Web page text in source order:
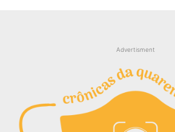
Advertisment